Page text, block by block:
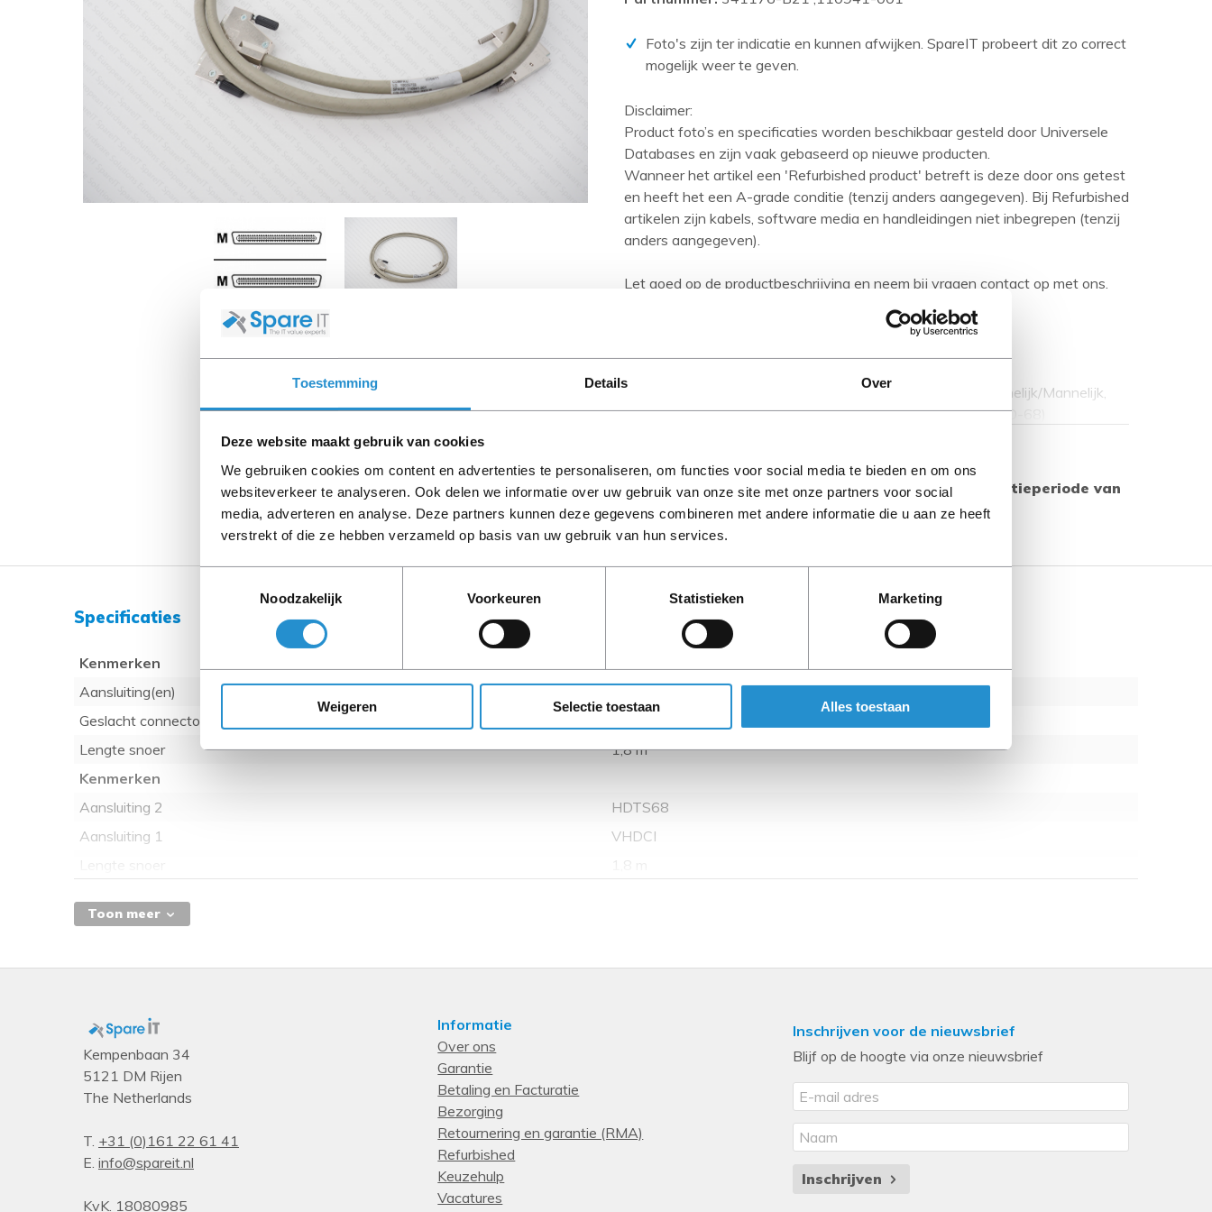
Toestemming Details Over
Deze website maakt gebruik van cookies
We gebruiken cookies om content en advertenties te personaliseren, om functies voor social media te bieden en om ons
websiteverkeer te analyseren. Ook delen we informatie over uw gebruik van onze site met onze partners voor social
media, adverteren en analyse. Deze partners kunnen deze gegevens combineren met andere informatie die u aan ze heeft
verstrekt of die ze hebben verzameld op basis van uw gebruik van hun services.
Noodzakelijk
Voorkeuren Statistieken Marketing
Weigeren Selectie toestaan Alles toestaan
PCIe kaarten
Power Distribution Units (PDU)
Power Supply Units (PSU)
Rack accessoires
Systeemborden
Overig
Foto's zijn ter indicatie en kunnen afwijken. SpareIT probeert dit zo correct
mogelijk weer te geven.
Disclaimer:
Product foto’s en specificaties worden beschikbaar gesteld door Universele
Databases en zijn vaak gebaseerd op nieuwe producten.
Wanneer het artikel een 'Refurbished product' betreft is deze door ons getest
en heeft het een A-grade conditie (tenzij anders aangegeven). Bij Refurbished
artikelen zijn kabels, software media en handleidingen niet inbegrepen (tenzij
anders aangegeven).
Let goed op de productbeschrijving en neem bij vragen contact op met ons.
HPE 341176. Snoerlengte: 1,8 m, Geslacht connector: Mannelijk/Mannelijk,
Aansluiting(en): 1 x 68 pin VHDCI / 1 x 68 pin HD D-Sub (HD-68)
LET OP: Op refurbished producten geldt een garantieperiode van
90 dagen, tenzij anders aangegeven.
Specificaties
Kenmerken
Aansluiting(en)
1 x 68 pin VHDCI / 1 x 68 pin HD D-Sub (HD-68)
Geslacht connector
Lengte snoer
1,8 m
Kenmerken
Aansluiting 2
HDTS68
Aansluiting 1
VHDCI
Toon meer
Kempenbaan 34
5121 DM Rijen
The Netherlands
T. +31 (0)161 22 61 41
E. info@spareit.nl
KvK. 18080985
Informatie
Over ons
Garantie
Betaling en Facturatie
Bezorging
Retournering en garantie (RMA)
Refurbished
Keuzehulp
Vacatures
Inschrijven voor de nieuwsbrief
Blijf op de hoogte via onze nieuwsbrief
Inschrijven